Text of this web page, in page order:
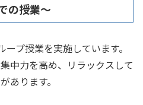
の授業～
プ授業を実施しています。
中力を高め、リラックスして
あります。